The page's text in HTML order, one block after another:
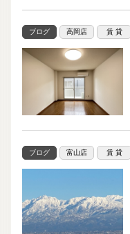
ブログ 高岡店 賃 貸
ブログ 富山店 賃 貸